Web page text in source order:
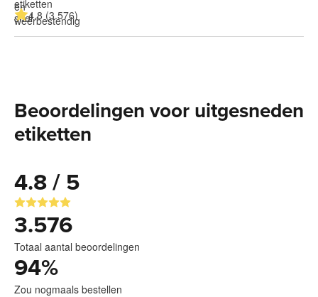
4.8 (3.576)
Beoordelingen voor uitgesneden
etiketten
4.8 / 5
3.576
Totaal aantal beoordelingen
94%
Zou nogmaals bestellen